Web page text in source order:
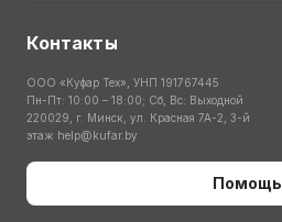
Контакты
ООО «Куфар Тех», УНП 191767445
Пн-Пт: 10:00 – 18:00; Сб, Вс: Выходной
220029, г. Минск, ул. Красная 7А-2, 3-й
этаж help@kufar.by
Помощь